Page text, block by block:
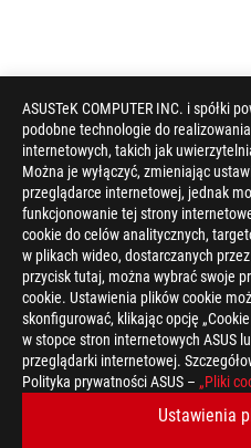
ASUSTeK COMPUTER INC. i spółki
podobne technologie do
internetowych, takich jak
Można je wyłączyć, zmieniając
przeglądarce internetowej, jednak
funkcjonowanie tej strony
cookie do celów analitycznych,
w plikach wideo, dostarczanych
przycisk tutaj, można wybrać swoje
cookie. Ustawienia plików cookie
skonfigurować, klikając opcję
w stopce stron internetowych ASUS
przeglądarki internetowej.
Polityka prywatności ASUS – „Pliki
Ustawienia